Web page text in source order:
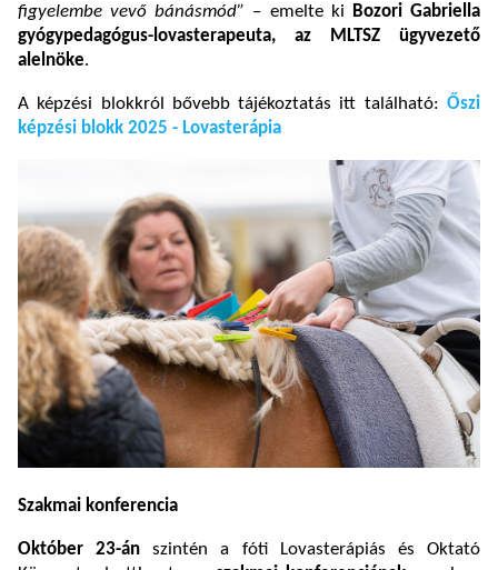
figyelembe vevő bánásmód” – emelte ki
Bozori Gabriella
gyógypedagógus-lovasterapeuta, az MLTSZ ügyvezető
alelnöke.
A képzési blokkról bővebb tájékoztatás itt található: Őszi
képzési blokk 2025 - Lovasterápia
Szakmai konferencia
Október 23-án szintén a fóti Lovasterápiás és Oktató